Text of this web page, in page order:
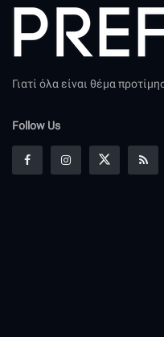
Γιατί όλα είναι θέμα
Follow Us